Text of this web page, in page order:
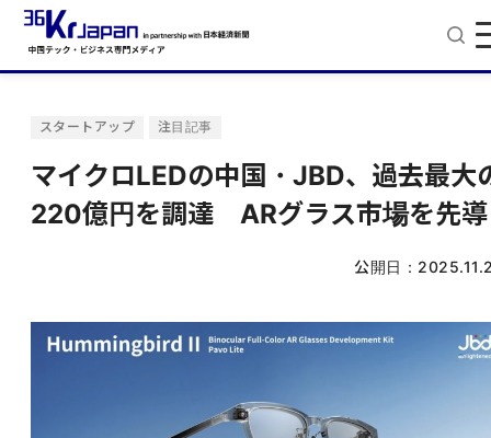
スタートアップ 注目記事
マイクロLEDの中国・JBD、過去最大
220億円を調達 ARグラス市場を先導
公開日：